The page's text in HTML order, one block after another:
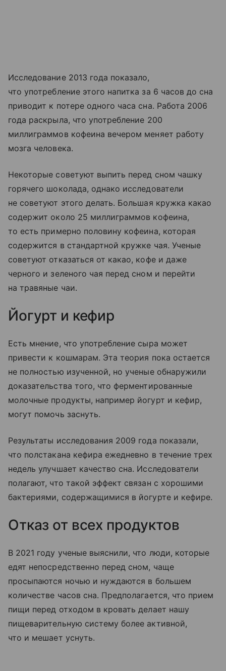
Исследование 2013 года показало,
что употребление этого напитка за 6 часов до сна
приводит к потере одного часа сна. Работа 2006
года раскрыла, что употребление 200
миллиграммов кофеина вечером меняет работу
мозга человека.
Некоторые советуют выпить перед сном чашку
горячего шоколада, однако исследователи
не советуют этого делать. Большая кружка какао
содержит около 25 миллиграммов кофеина,
то есть примерно половину кофеина, которая
содержится в стандартной кружке чая. Ученые
советуют отказаться от какао, кофе и даже
черного и зеленого чая перед сном и перейти
на травяные чаи.
Йогурт и кефир
Есть мнение, что употребление сыра может
привести к кошмарам. Эта теория пока остается
не полностью изученной, но ученые обнаружили
доказательства того, что ферментированные
молочные продукты, например йогурт и кефир,
могут помочь заснуть.
Результаты исследования 2009 года показали,
что полстакана кефира ежедневно в течение трех
недель улучшает качество сна. Исследователи
полагают, что такой эффект связан с хорошими
бактериями, содержащимися в йогурте и кефире.
Отказ от всех продуктов
В 2021 году ученые выяснили, что люди, которые
едят непосредственно перед сном, чаще
просыпаются ночью и нуждаются в большем
количестве часов сна. Предполагается, что прием
пищи перед отходом в кровать делает нашу
пищеварительную систему более активной,
что и мешает уснуть.